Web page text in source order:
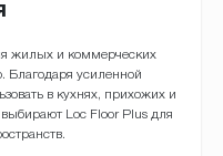
жилых и коммерческих
Благодаря усиленной
в кухнях, прихожих и
Loc Floor Plus для